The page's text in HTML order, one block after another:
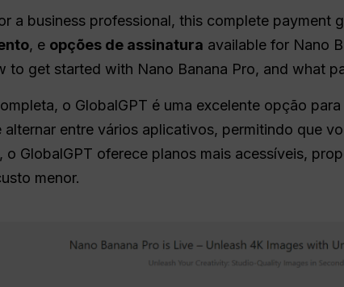
a business professional, this complete payment
, e opções de assinatura available for Nano
to get started with Nano Banana Pro, and what
o GlobalGPT é uma excelente opção
entre vários aplicativos, permitindo que
o GlobalGPT oferece planos mais acessíveis,
menor.